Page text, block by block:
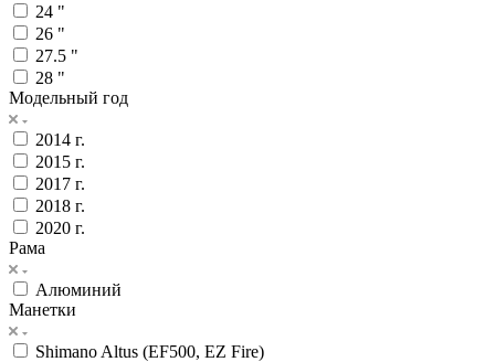
24 "
26 "
27.5 "
28 "
Модельный год
2014 г.
2015 г.
2017 г.
2018 г.
2020 г.
Рама
Алюминий
Манетки
Shimano Altus (EF500, EZ Fire)